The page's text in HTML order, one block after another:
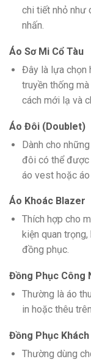
chi tiết nhỏ như
nhấn.
Áo Sơ Mi Cổ Tàu
Đây là lựa chọn
truyền thống
cách mới lạ và
Áo Đôi (Doublet)
Dành cho
đôi có thể được
áo vest hoặc áo
Áo Khoác Blazer
Thích hợp cho
kiện quan
đồng phục.
Đồng Phục Công
Thường là áo
in hoặc thêu
Đồng Phục Khách
Thường dùng